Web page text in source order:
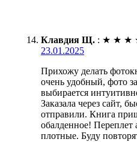
Клавдия Щ. : ★ ★ ★
23.01.2025
Прихожу делать
очень удобный, фото
выбирается
Заказала через сайт,
отправили. Книга
обалденное!
плотные. Буду